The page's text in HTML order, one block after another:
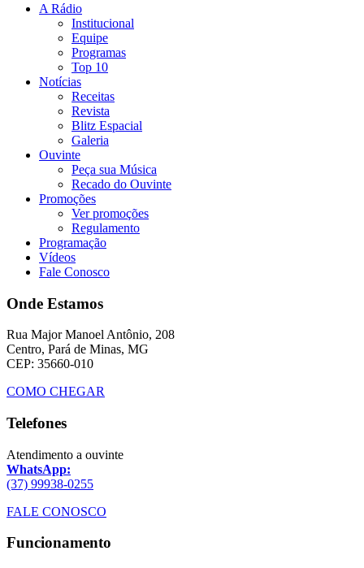
A Rádio
Institucional
Equipe
Programas
Top 10
Notícias
Receitas
Revista
Blitz Espacial
Galeria
Ouvinte
Peça sua Música
Recado do Ouvinte
Promoções
Ver promoções
Regulamento
Programação
Vídeos
Fale Conosco
Onde Estamos
Rua Major Manoel Antônio, 208
Centro, Pará de Minas, MG
CEP: 35660-010
COMO CHEGAR
Telefones
Atendimento a ouvinte
WhatsApp:
(37) 99938-0255
FALE CONOSCO
Funcionamento